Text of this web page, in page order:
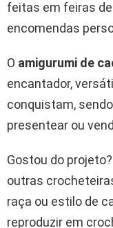
feitas em feiras
encomendas
O amigurumi de
encantador,
conquistam,
presentear ou
Gostou do
outras
raça ou estilo de
reproduzir em